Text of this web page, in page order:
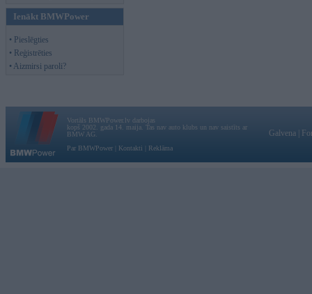
Ienākt BMWPower
• Pieslēgties
• Reģistrēties
• Aizmirsi paroli?
Vortāls BMWPower.lv darbojas
kopš 2002. gada 14. maija. Tas nav auto klubs un nav saistīts ar
BMW AG.
Par BMWPower
Kontakti Reklāma
Galvena